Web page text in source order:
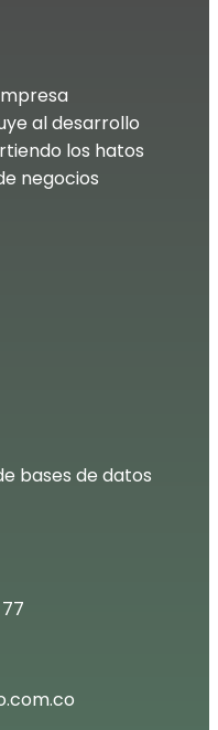
al desarrollo
los hatos
negocios
bases de datos
77